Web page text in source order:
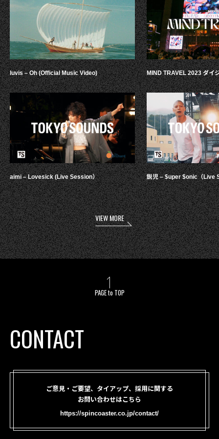
luvis – Oh (Official Music Video)
aimi – Lovesick (Live Session）
MIND TRAVEL 2023 ダイ
鋭児 – $uper $onic（Live
VIEW MORE
PAGE to TOP
CONTACT
ご意見・ご要望、タイアップ、採用に関する
お問い合わせはこちら
https://spincoaster.co.jp/contact/